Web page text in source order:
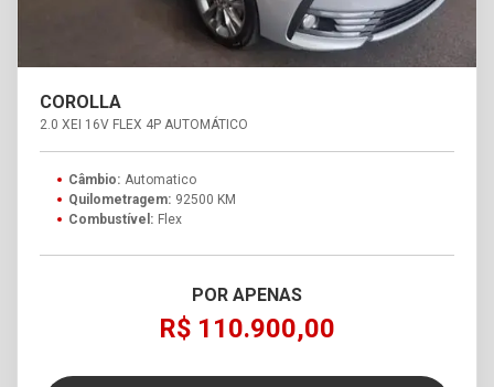
COROLLA
2.0 XEI 16V FLEX 4P AUTOMÁTICO
Câmbio: Automatico
Quilometragem: 92500 KM
Combustível: Flex
POR APENAS
R$ 110.900,00